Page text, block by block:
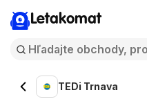
Letakomat
TEDi Trnava